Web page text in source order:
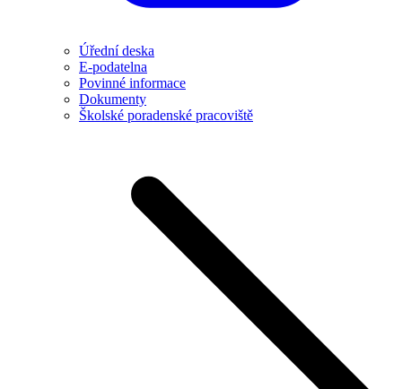
Úřední deska
E-podatelna
Povinné informace
Dokumenty
Školské poradenské pracoviště